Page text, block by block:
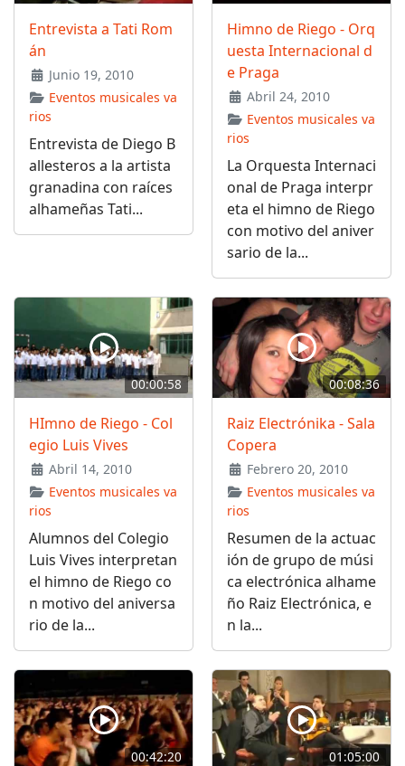
Entrevista a Tati Rom
án
Junio 19, 2010
Eventos musicales va
rios
Entrevista de Diego B
allesteros a la artista
granadina con raíces
alhameñas Tati...
Himno de Riego - Orq
uesta Internacional d
e Praga
Abril 24, 2010
Eventos musicales va
rios
La Orquesta Internaci
onal de Praga interpr
eta el himno de Riego
con motivo del aniver
sario de la...
00:00:58
HImno de Riego - Col
egio Luis Vives
Abril 14, 2010
Eventos musicales va
rios
Alumnos del Colegio
Luis Vives interpretan
el himno de Riego co
n motivo del aniversa
rio de la...
00:08:36
Raiz Electrónika - Sala
Copera
Febrero 20, 2010
Eventos musicales va
rios
Resumen de la actuac
ión de grupo de músi
ca electrónica alhame
ño Raiz Electrónica, e
n la...
00:42:20 01:05:00